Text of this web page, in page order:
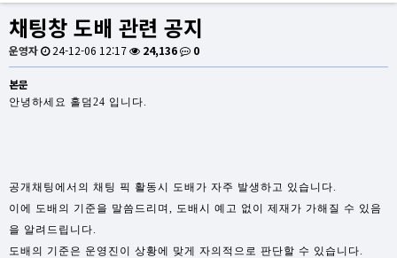
채팅창 도배 관련 공지
운영자 24-12-06 12:17 24,136 0
본문
안녕하세요 홀덤24 입니다.
공개채팅에서의 채팅 픽 활동시 도배가 자주 발생하고 있습니다.
이에 도배의 기준을 말씀드리며, 도배시 예고 없이 제재가 가해질 수 있음
을 알려드립니다.
도배의 기준은 운영진이 상황에 맞게 자의적으로 판단할 수 있습니다.